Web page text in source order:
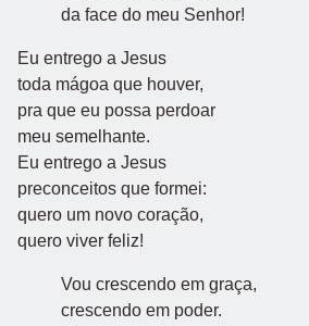
da face do meu Senhor!
Eu entrego a Jesus
toda mágoa que houver,
pra que eu possa perdoar
meu semelhante.
Eu entrego a Jesus
preconceitos que formei:
quero um novo coração,
quero viver feliz!
Vou crescendo em graça,
crescendo em poder.